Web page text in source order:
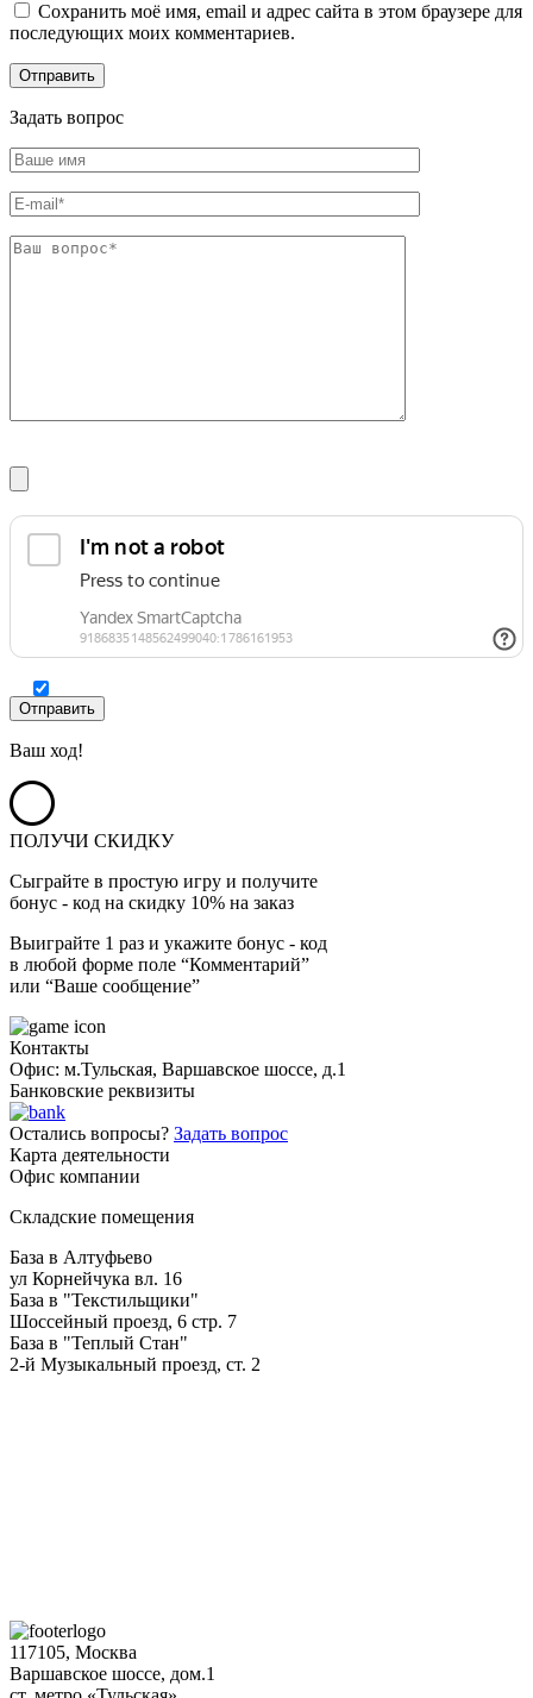
Сохранить моё имя, email и адрес сайта в этом браузере для
последующих моих комментариев.
Задать вопрос
Ваш ход!
ПОЛУЧИ СКИДКУ
Сыграйте в простую игру и получите
бонус - код на скидку 10% на заказ
Выиграйте 1 раз и укажите бонус - код
в любой форме поле “Комментарий”
или “Ваше сообщение”
Контакты
Офис: м.Тульская, Варшавское шоссе, д.1
Банковские реквизиты
Остались вопросы? Задать вопрос
Карта деятельности
Офис компании
Складские помещения
База в Алтуфьево
ул Корнейчука вл. 16
База в "Текстильщики"
Шоссейный проезд, 6 стр. 7
База в "Теплый Стан"
2-й Музыкальный проезд, ст. 2
117105, Москва
Варшавское шоссе, дом.1